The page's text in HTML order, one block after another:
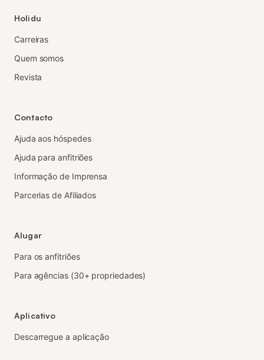
Holidu
Carreiras
Quem somos
Revista
Contacto
Ajuda aos hóspedes
Ajuda para anfitriões
Informação de Imprensa
Parcerias de Afiliados
Alugar
Para os anfitriões
Para agências (30+ propriedades)
Aplicativo
Descarregue a aplicação